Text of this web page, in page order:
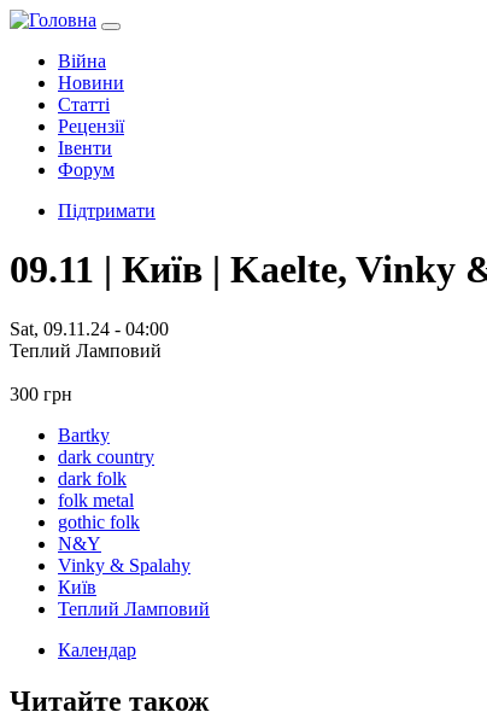
Війна
Новини
Статті
Рецензії
Івенти
Форум
Підтримати
09.11 | Київ | Kaelte,
Sat, 09.11.24 - 04:00
Теплий Ламповий
300 грн
Bartky
dark country
dark folk
folk metal
gothic folk
N&Y
Vinky & Spalahy
Київ
Теплий Ламповий
Календар
Читайте також